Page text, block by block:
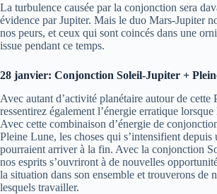
La turbulence causée par la conjonction sera
évidence par Jupiter. Mais le duo Mars-Jupiter
nos peurs, et ceux qui sont coincés dans une
issue pendant ce temps.
28 janvier: Conjonction Soleil-Jupiter +
Avec autant d’activité planétaire autour de cette
ressentirez également l’énergie erratique
Avec cette combinaison d’énergie de
Pleine Lune, les choses qui s’intensifient depuis
pourraient arriver à la fin. Avec la conjonction
nos esprits s’ouvriront à de nouvelles
la situation dans son ensemble et trouverons de
lesquels travailler.